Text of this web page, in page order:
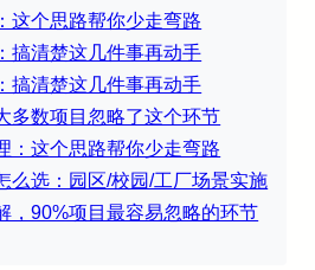
这个思路帮你少走弯路
搞清楚这几件事再动手
搞清楚这几件事再动手
多数项目忽略了这个环节
：这个思路帮你少走弯路
么选：园区/校园/工厂场景实施
，90%项目最容易忽略的环节